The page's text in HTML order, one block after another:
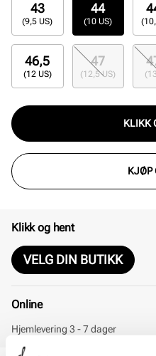
43
(9,5 US)
44
(10 US)
46,5
(12 US)
47
(12,5 US)
KLIKK
KJØP
Klikk og hent
VELG DIN BUTIKK
Online
Hjemlevering 3 - 7 dager